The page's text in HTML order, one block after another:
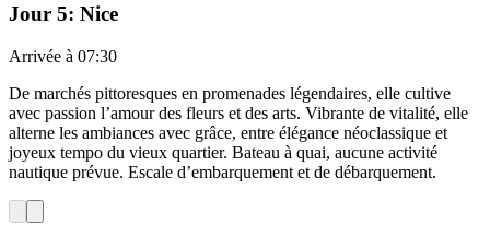
Jour 5: Nice
Arrivée à 07:30
De marchés pittoresques en promenades légendaires, elle cultive
avec passion l’amour des fleurs et des arts. Vibrante de vitalité, elle
alterne les ambiances avec grâce, entre élégance néoclassique et
joyeux tempo du vieux quartier. Bateau à quai, aucune activité
nautique prévue. Escale d’embarquement et de débarquement.